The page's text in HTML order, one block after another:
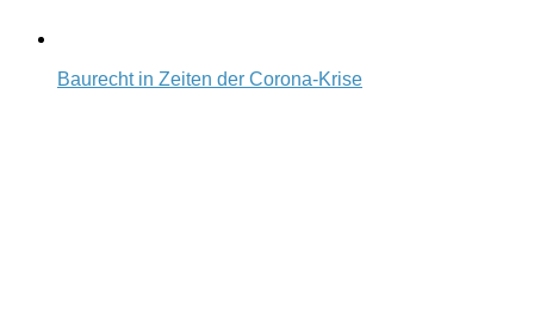
Baurecht in Zeiten der Corona-Krise